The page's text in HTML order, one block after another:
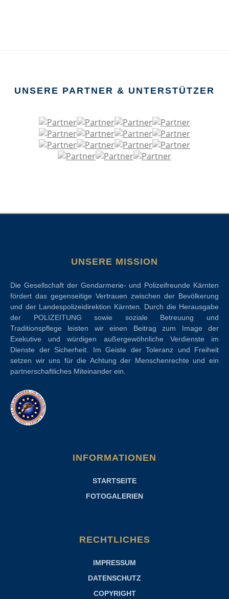
UNSERE PARTNER & UNTERSTÜTZER
UNSERE MISSION
Die Gesellschaft der Gendarmerie- und Polizeifreunde Kärnten
fördert das gegenseitige Vertrauen zwischen der Bevölkerung
und der Landespolizeidirektion Kärnten. Durch die Herausgabe
der POLIZEITUNG sowie soziale Betreuung und
Traditionspflege leisten wir einen Beitrag zum Image der
Exekutive und würdigen außergewöhnliche Verdienste im
Dienste der Sicherheit. Im Geiste der Toleranz und Freiheit
setzen wir uns für die Achtung der Menschenrechte und ein
partnerschaftliches Miteinander ein.
INFORMATIONEN
STARTSEITE
FOTOGALERIEN
RECHTLICHES
IMPRESSUM
DATENSCHUTZ
COPYRIGHT